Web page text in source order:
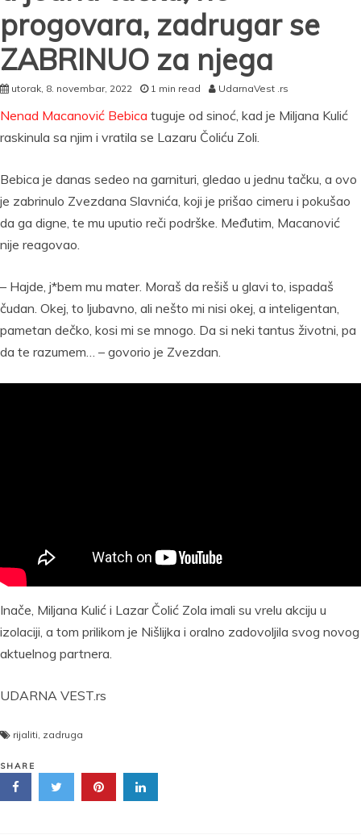
progovara, zadrugar se
ZABRINUO za njega
utorak, 8. novembar, 2022 1 min read UdarnaVest .rs
Nenad Macanović Bebica tuguje od sinoć, kad je Miljana Kulić
raskinula sa njim i vratila se Lazaru Čoliću Zoli.
Bebica je danas sedeo na garnituri, gledao u jednu tačku, a ovo
je zabrinulo Zvezdana Slavnića, koji je prišao cimeru i pokušao
da ga digne, te mu uputio reči podrške. Međutim, Macanović
nije reagovao.
– Hajde, j*bem mu mater. Moraš da rešiš u glavi to, ispadaš
čudan. Okej, to ljubavno, ali nešto mi nisi okej, a inteligentan,
pametan dečko, kosi mi se mnogo. Da si neki tantus životni, pa
da te razumem… – govorio je Zvezdan.
Inače, Miljana Kulić i Lazar Čolić Zola imali su vrelu akciju u
izolaciji, a tom prilikom je Nišlijka i oralno zadovoljila svog novog
aktuelnog partnera.
UDARNA VEST.rs
rijaliti, zadruga
SHARE